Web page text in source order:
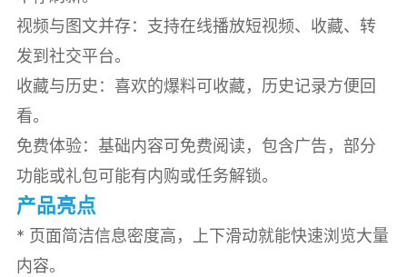
视频与图文并存：支持在线播放短视频、收藏、转
发到社交平台。
收藏与历史：喜欢的爆料可收藏，历史记录方便回
看。
免费体验：基础内容可免费阅读，包含广告，部分
功能或礼包可能有内购或任务解锁。
产品亮点
* 页面简洁信息密度高，上下滑动就能快速浏览大量
内容。